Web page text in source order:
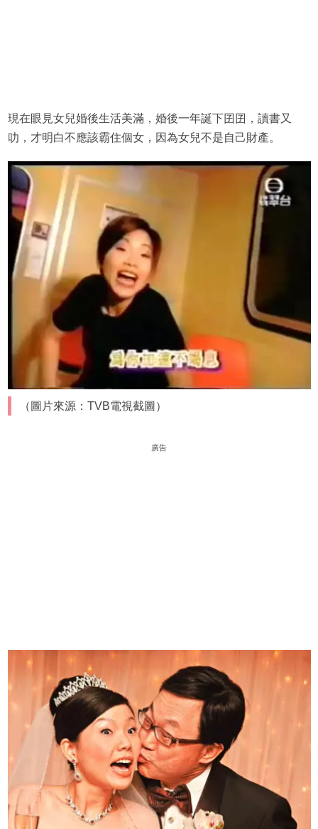
現在眼見女兒婚後生活美滿，婚後一年誕下囝囝，讀書又
叻，才明白不應該霸住個女，因為女兒不是自己財產。
（圖片來源：TVB電視截圖）
廣告